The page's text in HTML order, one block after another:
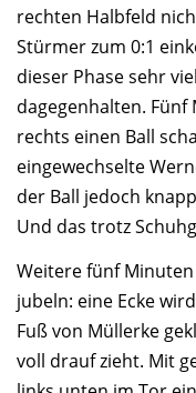
rechten Halbfeld
Stürmer zum 0:1
dieser Phase sehr
dagegenhalten.
rechts einen Ball
eingewechselte
der Ball jedoch
Und das trotz
Weitere fünf
jubeln: eine Ecke
Fuß von Müllerke
voll drauf zieht. Mit